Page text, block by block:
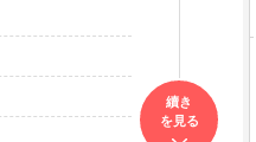
續き
を見る